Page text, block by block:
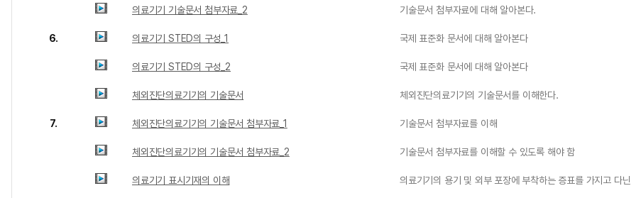
의료기기 기술문서 첨부자료_2 기술문서 첨부자료에 대해 알아본다.
6. 의료기기 STED의 구성_1 국제 표준화 문서에 대해 알아본다
의료기기 STED의 구성_2 국제 표준화 문서에 대해 알아본다
체외진단의료기기의 기술문서 체외진단의료기기의 기술문서를 이해한다.
7. 체외진단의료기기의 기술문서 첨부자료_1 기술문서 첨부자료를 이해
체외진단의료기기의 기술문서 첨부자료_2 기술문서 첨부자료를 이해할 수 있도록 해야 함
의료기기 표시기재의 이해 의료기기의 용기 및 외부 포장에 부착하는 증표를 가지고 다닌